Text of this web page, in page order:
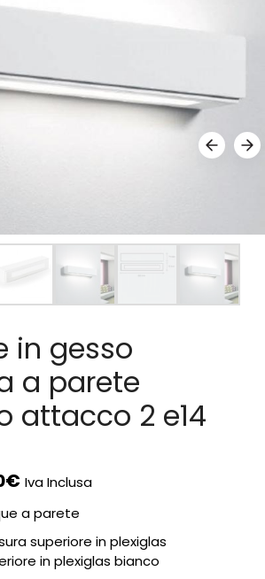
in gesso
a parete
attacco 2 e14
€ Iva Inclusa
a parete
superiore in plexiglas
in plexiglas bianco